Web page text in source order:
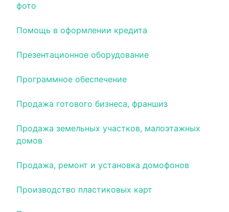
фото
Помощь в оформлении кредита
Презентационное оборудование
Программное обеспечение
Продажа готового бизнеса, франшиз
Продажа земельных участков, малоэтажных
домов
Продажа, ремонт и установка домофонов
Производство пластиковых карт